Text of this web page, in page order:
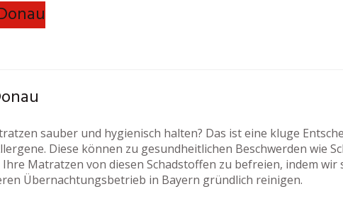
sauber und hygienisch halten? Das ist eine kluge
Diese können zu gesundheitlichen Beschwerden wie
Matratzen von diesen Schadstoffen zu befreien, indem
Übernachtungsbetrieb in Bayern gründlich reinigen.